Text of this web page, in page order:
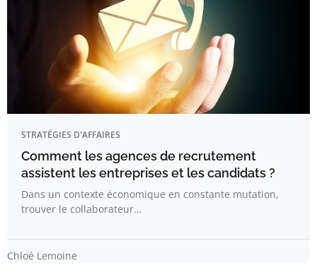
STRATÉGIES D'AFFAIRES
Comment les agences de recrutement
assistent les entreprises et les candidats ?
Dans un contexte économique en constante mutation,
trouver le collaborateur…
Chloé Lemoine